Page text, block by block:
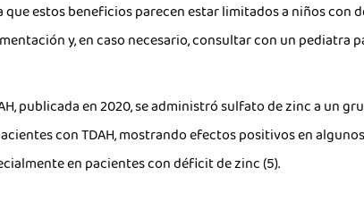
que estos beneficios parecen estar limitados a niños con
y, en caso necesario, consultar con un pediatra
publicada en 2020, se administró sulfato de zinc a un
con TDAH, mostrando efectos positivos en
en pacientes con déficit de zinc (5).